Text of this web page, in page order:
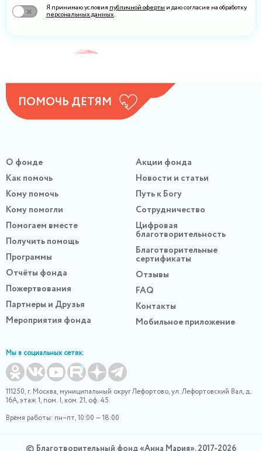
Я принимаю условияпубличной офертыи даю согласие на обработку
персональных данных.
ПОМОЧЬ ДЕТЯМ
О фонде
Как помочь
Кому помочь
Кому помогли
Помогаем вместе
Получить помощь
Программы
Отчёты фонда
Пожертвования
Партнеры и Друзья
Мероприятия фонда
Акции фонда
Новости и статьи
Путь к Богу
Сотрудничество
Цифровая
благотворительность
Благотворительные
сертификаты
Отзывы
FAQ
Контакты
Мобильное приложение
Мы в социальных сетях:
111250, г. Москва, муниципальный округ Лефортово, ул. Лефортовский Вал, д.
16А, этаж 1, пом. I, ком. 21, оф. 45.
Время работы: пн–пт, 10:00 — 18:00